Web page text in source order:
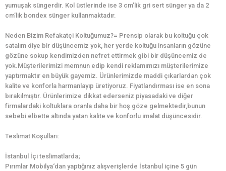
yumuşak süngerdir. Kol üstlerinde ise 3 cm’lik gri sert sünger ya da 2
cm’lik bondex sünger kullanmaktadır.
Neden Bizim Refakatçi Koltuğumuz?= Prensip olarak bu koltuğu çok
satalım diye bir düşüncemiz yok, her yerde koltuğu insanların gözüne
gözüne sokup kendimizden nefret ettirmek gibi bir düşüncemiz de
yok.Müşterilerimizi memnun edip kendi reklamımızı müşterilerimize
yaptırmaktır en büyük gayemiz. Ürünlerimizde maddi çıkarlardan çok
kalite ve konforla harmanlayıp üretiyoruz. Fiyatlandırması ise en sona
bırakılmıştır. Ürünlerimize dikkat ederseniz piyasadaki ve diğer
firmalardaki koltuklara oranla daha bir hoş göze gelmektedir,bunun
sebebi elbette altında yatan kalite ve konforlu imalat düşüncesidir.
Teslimat Koşulları:
İstanbul İçi teslimatlarda;
Pırımlar Mobilya‘dan yaptığınız alışverişlerde İstanbul içine 5 gün